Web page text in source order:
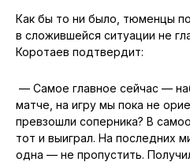
Как бы то ни было, тюменцы
в сложившейся ситуации не
Коротаев подтвердит:
— Самое главное сейчас —
матче, на игру мы пока не
превзошли соперника? В
тот и выиграл. На последних
одна — не пропустить.